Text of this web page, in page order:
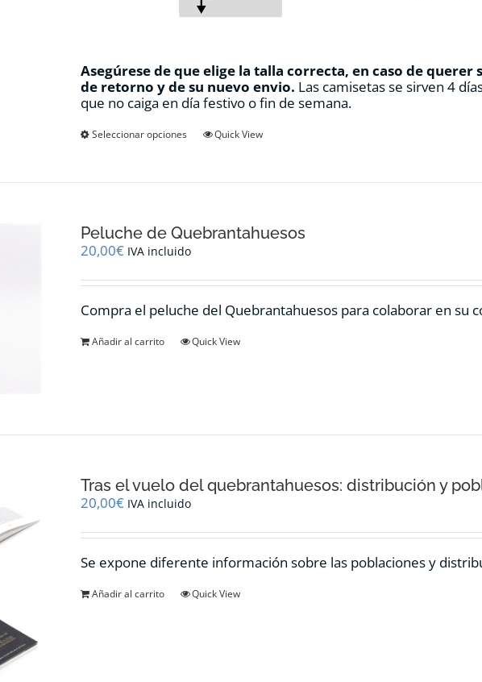
Asegúrese de que elige la talla correcta, en caso de
de retorno y de su nuevo envio. Las camisetas se sirven 4
que no caiga en día festivo o fin de semana.
Seleccionar opciones
Este
opciones
elegir
la
de
Quick View
Peluche de Quebrantahuesos
20,00€ IVA incluido
Compra el peluche del Quebrantahuesos para colaborar en su
Añadir al carrito Quick View
Tras el vuelo del quebrantahuesos: distribución y
20,00€ IVA incluido
Se expone diferente información sobre las poblaciones y
Añadir al carrito Quick View